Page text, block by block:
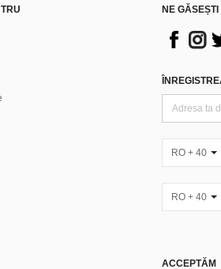
NE GĂSEȘTI
RO + 40
RO + 40
ACCEPTĂM